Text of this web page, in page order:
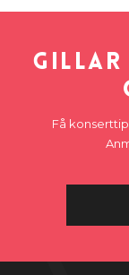
Gillar
Få